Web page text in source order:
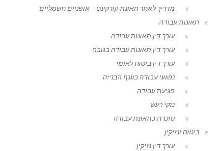
מדריך לאחר תאונת קורקינט – אופניים חשמליים
תאונות עבודה
עורך דין תאונות עבודה
עורך דין תאונות עבודה בגובה
עורך דין ביטוח לאומי
נפגעי עבודה בענף הבנייה
פגיעת עבודה
נזקי רעש
סוכרת כתאונת עבודה
ביטוח ונזיקין
עורך דין נזיקין